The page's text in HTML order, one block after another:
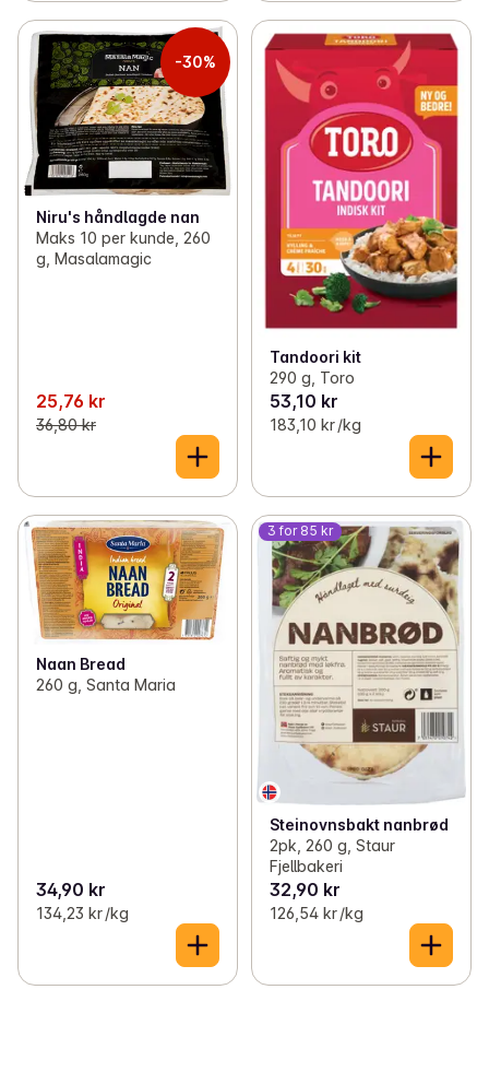
-30%
Niru's håndlagde nan
Maks 10 per kunde, 260
g, Masalamagic
25,76 kr
36,80 kr
Tandoori kit
290 g, Toro
53,10 kr
183,10 kr /kg
Naan Bread
260 g, Santa Maria
34,90 kr
134,23 kr /kg
3 for 85 kr
Steinovnsbakt nanbrød
2pk, 260 g, Staur
Fjellbakeri
32,90 kr
126,54 kr /kg